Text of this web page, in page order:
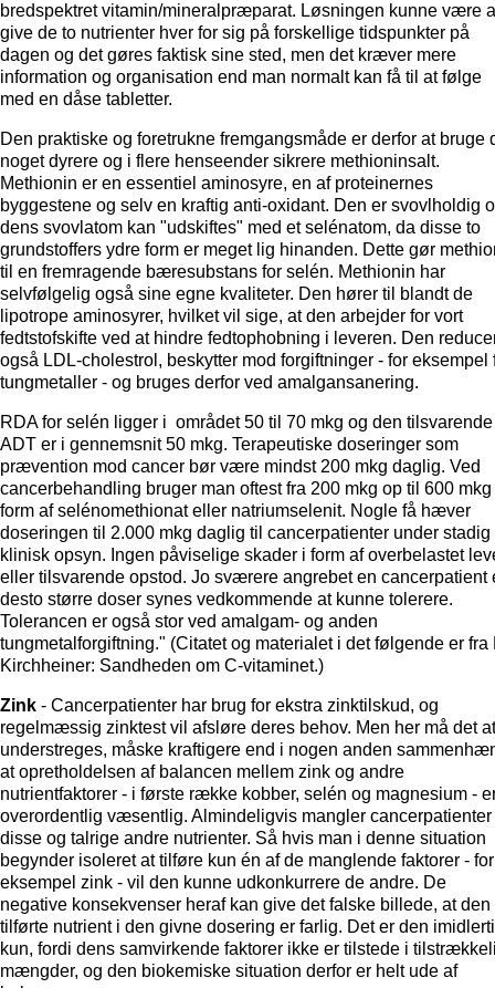
bredspektret vitamin/mineralpræparat. Løsningen kunne være
give de to nutrienter hver for sig på forskellige tidspunkter på
dagen og det gøres faktisk sine sted, men det kræver mere
information og organisation end man normalt kan få til at følge
med en dåse tabletter.
Den praktiske og foretrukne fremgangsmåde er derfor at bruge
noget dyrere og i flere henseender sikrere methioninsalt.
Methionin er en essentiel aminosyre, en af proteinernes
byggestene og selv en kraftig anti-oxidant. Den er svovlholdig
dens svovlatom kan "udskiftes" med et selénatom, da disse to
grundstoffers ydre form er meget lig hinanden. Dette gør
til en fremragende bæresubstans for selén. Methionin har
selvfølgelig også sine egne kvaliteter. Den hører til blandt de
lipotrope aminosyrer, hvilket vil sige, at den arbejder for vort
fedtstofskifte ved at hindre fedtophobning i leveren. Den
også LDL-cholestrol, beskytter mod forgiftninger - for eksempel
tungmetaller - og bruges derfor ved amalgansanering.
RDA for selén ligger i området 50 til 70 mkg og den tilsvarende
ADT er i gennemsnit 50 mkg. Terapeutiske doseringer som
prævention mod cancer bør være mindst 200 mkg daglig. Ved
cancerbehandling bruger man oftest fra 200 mkg op til 600 mkg
form af selénomethionat eller natriumselenit. Nogle få hæver
doseringen til 2.000 mkg daglig til cancerpatienter under stadig
klinisk opsyn. Ingen påviselige skader i form af overbelastet
eller tilsvarende opstod. Jo sværere angrebet en cancerpatient
desto større doser synes vedkommende at kunne tolerere.
Tolerancen er også stor ved amalgam- og anden
tungmetalforgiftning." (Citatet og materialet i det følgende er fra
Kirchheiner: Sandheden om C-vitaminet.)
Zink - Cancerpatienter har brug for ekstra zinktilskud, og
regelmæssig zinktest vil afsløre deres behov. Men her må det
understreges, måske kraftigere end i nogen anden
at opretholdelsen af balancen mellem zink og andre
nutrientfaktorer - i første række kobber, selén og magnesium -
overordentlig væsentlig. Almindeligvis mangler cancerpatienter
disse og talrige andre nutrienter. Så hvis man i denne situation
begynder isoleret at tilføre kun én af de manglende faktorer - for
eksempel zink - vil den kunne udkonkurrere de andre. De
negative konsekvenser heraf kan give det falske billede, at den
tilførte nutrient i den givne dosering er farlig. Det er den
kun, fordi dens samvirkende faktorer ikke er tilstede i
mængder, og den biokemiske situation derfor er helt ude af